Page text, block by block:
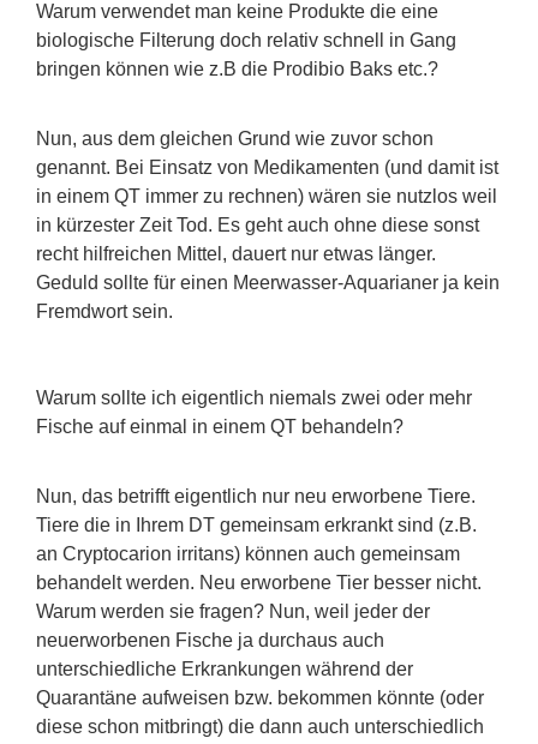
Warum verwendet man keine Produkte die eine
biologische Filterung doch relativ schnell in Gang
bringen können wie z.B die Prodibio Baks etc.?
Nun, aus dem gleichen Grund wie zuvor schon
genannt. Bei Einsatz von Medikamenten (und damit ist
in einem QT immer zu rechnen) wären sie nutzlos weil
in kürzester Zeit Tod. Es geht auch ohne diese sonst
recht hilfreichen Mittel, dauert nur etwas länger.
Geduld sollte für einen Meerwasser-Aquarianer ja kein
Fremdwort sein.
Warum sollte ich eigentlich niemals zwei oder mehr
Fische auf einmal in einem QT behandeln?
Nun, das betrifft eigentlich nur neu erworbene Tiere.
Tiere die in Ihrem DT gemeinsam erkrankt sind (z.B.
an Cryptocarion irritans) können auch gemeinsam
behandelt werden. Neu erworbene Tier besser nicht.
Warum werden sie fragen? Nun, weil jeder der
neuerworbenen Fische ja durchaus auch
unterschiedliche Erkrankungen während der
Quarantäne aufweisen bzw. bekommen könnte (oder
diese schon mitbringt) die dann auch unterschiedlich